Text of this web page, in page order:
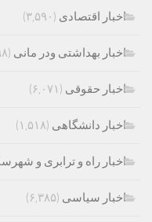
اخبار اقتصادی (۳,۵۹۰)
اخبار بهداشتی ودر مانی (۸۹۸)
اخبار حقوقی (۶,۰۷۱)
اخبار دانشگاهی (۱,۵۱۸)
اخبار راه و ترابری و
اخبار سیاسی (۶,۳۸۵)